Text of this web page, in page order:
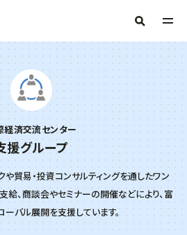
活用したい
産学官連携
究会 技術開発
開 商談会 IOT
急支援 財産処分
経済交流センター
援グループ
貿易・投資コンサルティングを通したワン
給、商談会やセミナーの開催などにより、富
バル展開を支援しています。